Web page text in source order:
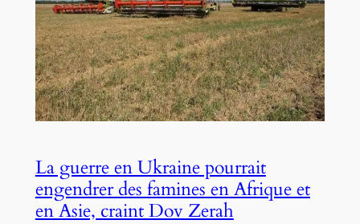
La guerre en Ukraine pourrait
engendrer des famines en Afrique et
en Asie, craint Dov Zerah